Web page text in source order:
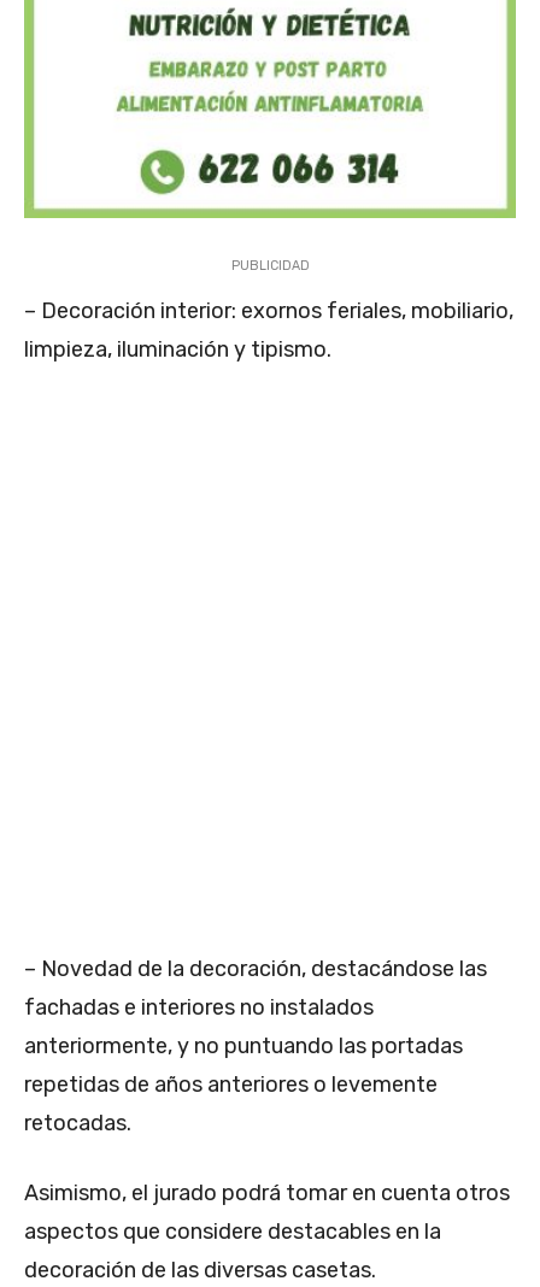
PUBLICIDAD
– Decoración interior: exornos feriales, mobiliario,
limpieza, iluminación y tipismo.
– Novedad de la decoración, destacándose las
fachadas e interiores no instalados
anteriormente, y no puntuando las portadas
repetidas de años anteriores o levemente
retocadas.
Asimismo, el jurado podrá tomar en cuenta otros
aspectos que considere destacables en la
decoración de las diversas casetas.